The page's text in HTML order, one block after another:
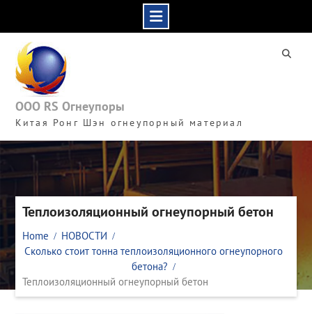
content
ООО RS Огнеупоры
Китая Ронг Шэн огнеупорный материал
Теплоизоляционный огнеупорный бетон
Home
НОВОСТИ
Сколько стоит тонна теплоизоляционного огнеупорного
бетона?
Теплоизоляционный огнеупорный бетон